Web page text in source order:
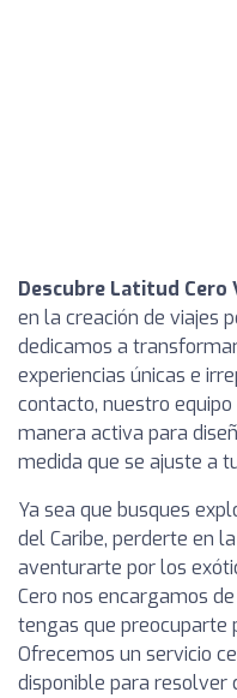
Descubre Latitud Cero
en la creación de viajes
dedicamos a
experiencias únicas e
contacto, nuestro
manera activa para
medida que se ajuste a
Ya sea que busques
del Caribe, perderte en
aventurarte por los
Cero nos encargamos
tengas que preocuparte
Ofrecemos un servicio
disponible para resolver